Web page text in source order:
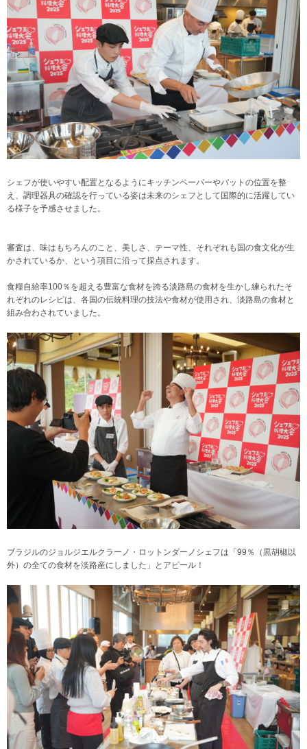
シェフが使いやすい配置となるようにキッチンペーパーやバットの位置を整
え、調理器具の確認を行っている姿は未来のシェフとして国際的に活躍してい
る様子を予感させました。
審査は、味はもちろんのこと、美しさ、テーマ性、それぞれも国の食文化が生
かされているか、という項目に沿って採点されます。
食糧自給率100％を超える豊富な食材を誇る淡路島の食材を生かし練られたそ
れぞれのレシピは、各国の伝統料理の技法や食材が使用され、淡路島の食材と
組み合わされていました。
ブラジルのジョルジエルクラーノ・ロットンダーノシェフは「99％（黒胡椒以
外）の全ての食材を淡路産にしました」とアピール！